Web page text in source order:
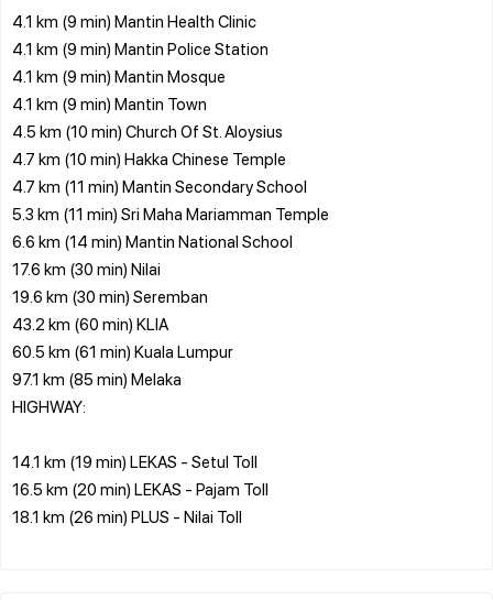
4.1 km (9 min) Mantin Health Clinic
4.1 km (9 min) Mantin Police Station
4.1 km (9 min) Mantin Mosque
4.1 km (9 min) Mantin Town
4.5 km (10 min) Church Of St. Aloysius
4.7 km (10 min) Hakka Chinese Temple
4.7 km (11 min) Mantin Secondary School
5.3 km (11 min) Sri Maha Mariamman Temple
6.6 km (14 min) Mantin National School
17.6 km (30 min) Nilai
19.6 km (30 min) Seremban
43.2 km (60 min) KLIA
60.5 km (61 min) Kuala Lumpur
97.1 km (85 min) Melaka
HIGHWAY:
14.1 km (19 min) LEKAS - Setul Toll
16.5 km (20 min) LEKAS - Pajam Toll
18.1 km (26 min) PLUS - Nilai Toll